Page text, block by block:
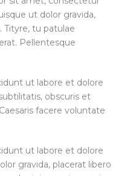
ut dolor gravida,
Tityre, tu patulae
Pellentesque
ut labore et dolore
obscuris et
facere voluntate
ut labore et dolore
gravida, placerat libero